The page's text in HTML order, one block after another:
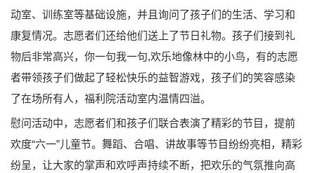
动室、训练室等基础设施，并且询问了孩子们的生活、学习和
康复情况。志愿者们还给他们送上了节日礼物。孩子们接到礼
物后非常高兴，你一句我一句,欢乐地像林中的小鸟，有的志愿
者带领孩子们做起了轻松快乐的益智游戏，孩子们的笑容感染
了在场所有人，福利院活动室内温情四溢。
慰问活动中，志愿者们和孩子们联合表演了精彩的节目，提前
欢度“六一”儿童节。舞蹈、合唱、讲故事等节目纷纷亮相，精彩
纷呈，让大家的掌声和欢呼声持续不断，把欢乐的气氛推向高